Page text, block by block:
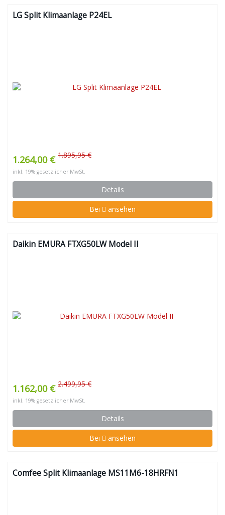
LG Split Klimaanlage P24EL
1.264,00 € 1.895,95 €
inkl. 19% gesetzlicher MwSt.
Details
Bei ansehen
Daikin EMURA FTXG50LW Model II
1.162,00 € 2.499,95 €
inkl. 19% gesetzlicher MwSt.
Details
Bei ansehen
Comfee Split Klimaanlage MS11M6-18HRFN1